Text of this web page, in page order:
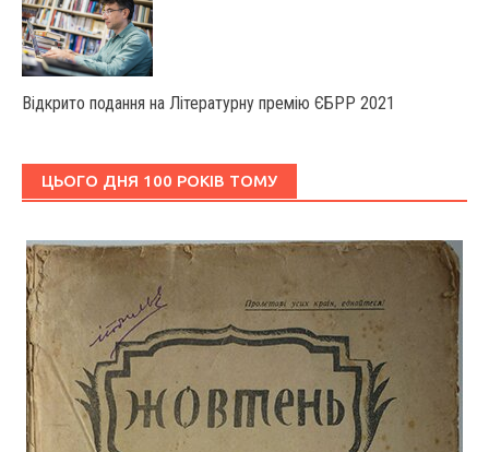
Відкрито подання на Літературну премію ЄБРР 2021
ЦЬОГО ДНЯ 100 РОКІВ ТОМУ